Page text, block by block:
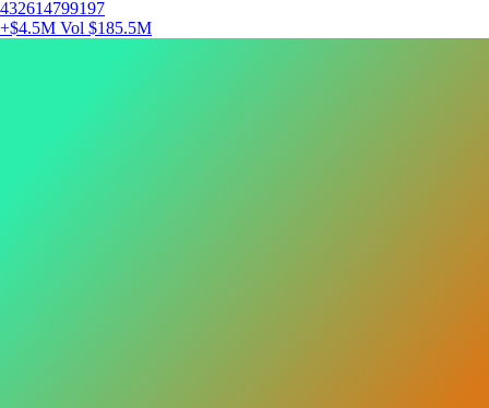
432614799197
+$4.5M Vol $185.5M